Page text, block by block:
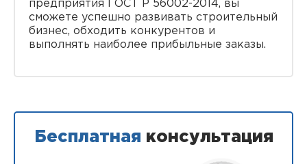
предприятия ГОСТ Р 56002-2014, вы
сможете успешно развивать строительный
бизнес, обходить конкурентов и
выполнять наиболее прибыльные заказы.
Бесплатная консультация